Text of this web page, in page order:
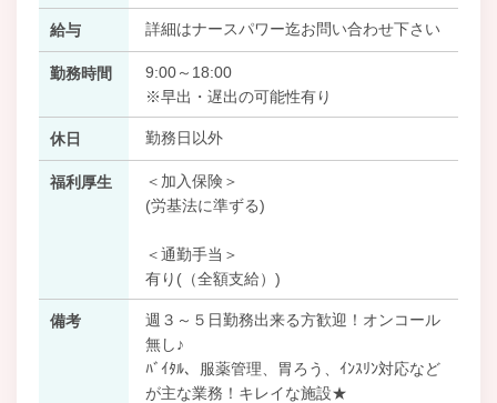
給与 詳細はナースパワー迄お問い合わせ下さい
勤務時間
9:00～18:00
※早出・遅出の可能性有り
休日 勤務日以外
福利厚生
＜加入保険＞
(労基法に準ずる)
＜通勤手当＞
有り(（全額支給）)
備考
週３～５日勤務出来る方歓迎！オンコール
無し♪
ﾊﾞｲﾀﾙ、服薬管理、胃ろう、ｲﾝｽﾘﾝ対応など
が主な業務！キレイな施設★